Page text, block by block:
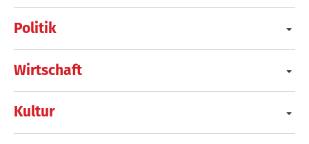
Politik
Wirtschaft
Kultur